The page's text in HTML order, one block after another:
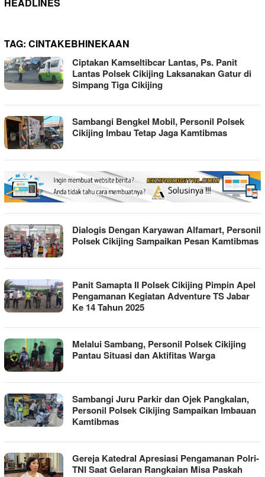
TAG: CINTAKEBHINEKAAN
Ciptakan Kamseltibcar Lantas, Ps. Panit
Lantas Polsek Cikijing Laksanakan Gatur di
Simpang Tiga Cikijing
Sambangi Bengkel Mobil, Personil Polsek
Cikijing Imbau Tetap Jaga Kamtibmas
Dialogis Dengan Karyawan Alfamart, Personil
Polsek Cikijing Sampaikan Pesan Kamtibmas
Panit Samapta II Polsek Cikijing Pimpin Apel
Pengamanan Kegiatan Adventure TS Jabar
Ke 14 Tahun 2025
Melalui Sambang, Personil Polsek Cikijing
Pantau Situasi dan Aktifitas Warga
Sambangi Juru Parkir dan Ojek Pangkalan,
Personil Polsek Cikijing Sampaikan Imbauan
Kamtibmas
Gereja Katedral Apresiasi Pengamanan Polri-
TNI Saat Gelaran Rangkaian Misa Paskah